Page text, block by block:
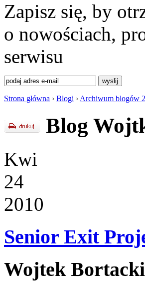
Zapisz się, by
o nowościach,
serwisu
Strona główna › Blogi › Archiwum blogów
Blog
Kwi
24
2010
Senior Exit
Wojtek